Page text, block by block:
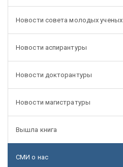
Новости совета молодых ученых
Новости аспирантуры
Новости докторантуры
Новости магистратуры
Вышла книга
СМИ о нас